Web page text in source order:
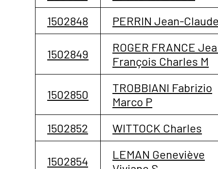
1502848
PERRIN Jean-
1502849
ROGER FRANCE
François Charles M
1502850
TROBBIANI Fabrizio
Marco P
1502852
WITTOCK Charles
1502854
LEMAN Geneviève